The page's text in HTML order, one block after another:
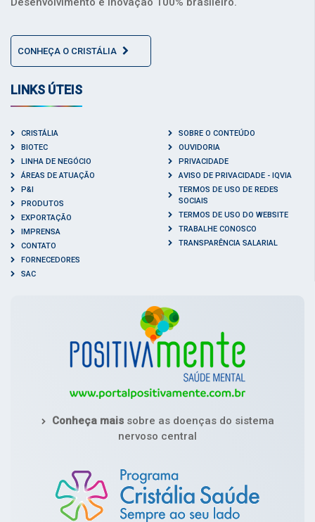
CONHEÇA O CRISTÁLIA
LINKS ÚTEIS
CRISTÁLIA
BIOTEC
LINHA DE NEGÓCIO
ÁREAS DE ATUAÇÃO
P&I
PRODUTOS
EXPORTAÇÃO
IMPRENSA
CONTATO
FORNECEDORES
SAC
SOBRE O CONTEÚDO
OUVIDORIA
PRIVACIDADE
AVISO DE PRIVACIDADE - IQVIA
TERMOS DE USO DE REDES
SOCIAIS
TERMOS DE USO DO WEBSITE
TRABALHE CONOSCO
TRANSPARÊNCIA SALARIAL
Conheça maissobre as doenças do sistema
nervoso central